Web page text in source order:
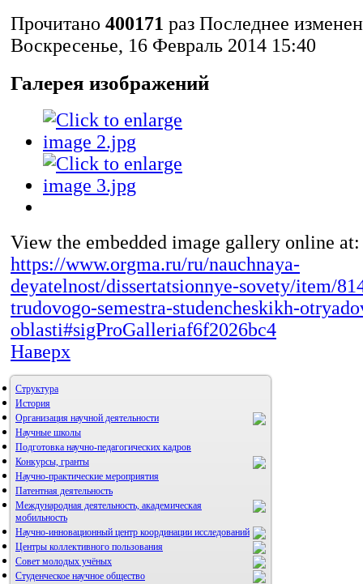
Прочитано 400171 раз Последнее
Воскресенье, 16 Февраль 2014 15:40
Галерея изображений
View the embedded image gallery online at:
https://www.orgma.ru/ru/nauchnaya-
deyatelnost/dissertatsionnye-sovety/item/
trudovogo-semestra-studencheskikh-
oblasti#sigProGalleriaf6f2026bc4
Наверх
Структура
История
Организация научной деятельности
Научные школы
Подготовка научно-педагогических кадров
Конкурсы, гранты
Научно-практические мероприятия
Патентная деятельность
Международная деятельность, академическая
мобильность
Научно-инновационный центр координации исследований
НИИ микрохирургии и клинической анатомии
Центры коллективного пользования
Совет молодых учёных
Студенческое научное общество